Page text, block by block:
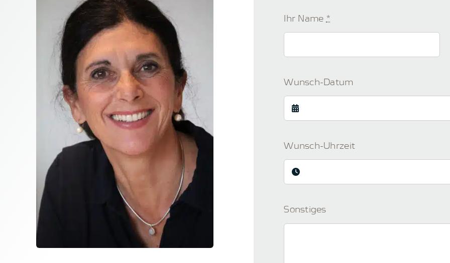
Ihr Name *
Wunsch-Datum
Wunsch-Uhrzeit
Sonstiges